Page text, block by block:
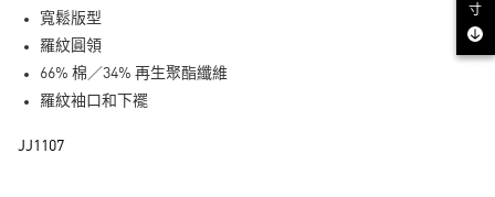
LINE Pay
運送方式
寬鬆版型
羅紋圓領
66% 棉／34% 再生聚酯纖維
羅紋袖口和下襬
JJ1107
寸